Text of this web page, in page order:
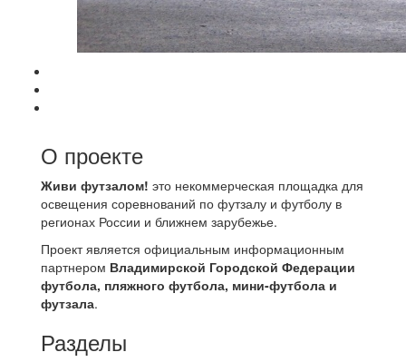
О проекте
Живи футзалом! это некоммерческая площадка для
освещения соревнований по футзалу и футболу в
регионах России и ближнем зарубежье.
Проект является официальным информационным
партнером Владимирской Городской Федерации
футбола, пляжного футбола, мини-футбола и
футзала.
Разделы